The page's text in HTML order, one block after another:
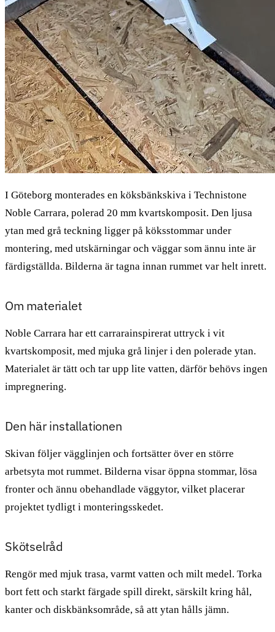
I Göteborg monterades en köksbänkskiva i Technistone
Noble Carrara, polerad 20 mm kvartskomposit. Den ljusa
ytan med grå teckning ligger på köksstommar under
montering, med utskärningar och väggar som ännu inte är
färdigställda. Bilderna är tagna innan rummet var helt inrett.
Om materialet
Noble Carrara har ett carrarainspirerat uttryck i vit
kvartskomposit, med mjuka grå linjer i den polerade ytan.
Materialet är tätt och tar upp lite vatten, därför behövs ingen
impregnering.
Den här installationen
Skivan följer vägglinjen och fortsätter över en större
arbetsyta mot rummet. Bilderna visar öppna stommar, lösa
fronter och ännu obehandlade väggytor, vilket placerar
projektet tydligt i monteringsskedet.
Skötselråd
Rengör med mjuk trasa, varmt vatten och milt medel. Torka
bort fett och starkt färgade spill direkt, särskilt kring hål,
kanter och diskbänksområde, så att ytan hålls jämn.